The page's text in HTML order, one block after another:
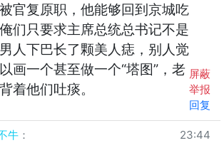
官复原职，他能够回到京城吃
们只要求主席总统总书记不是
人下巴长了颗美人痣，别人觉
画一个甚至做一个“塔图”，老
着他们吐痰。
屏蔽
举报
回复
牛 ： 23:44